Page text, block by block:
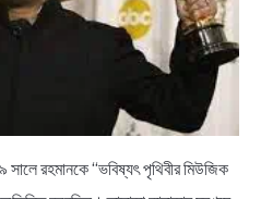
সালে রহমানকে “ভবিষ্যৎ পৃথিবীর মিউজিক